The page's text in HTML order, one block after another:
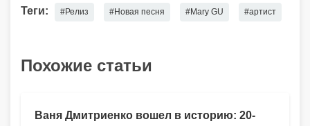
Теги: #Релиз #Новая песня #Mary GU #артист
Похожие статьи
Ваня Дмитриенко вошел в историю: 20-